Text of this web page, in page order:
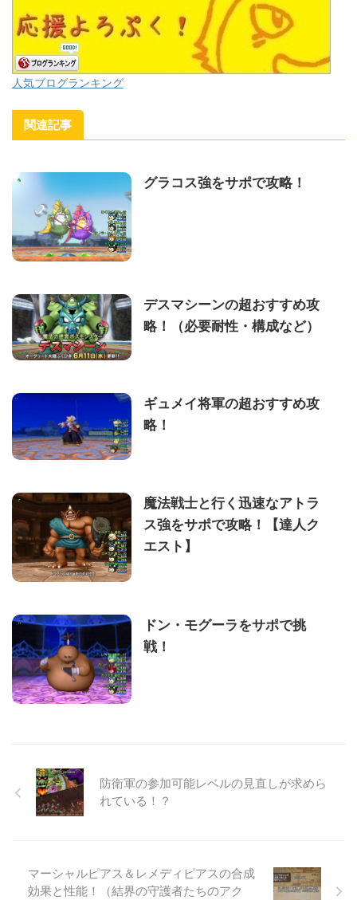
人気ブログランキング
関連記事
グラコス強をサポで攻略！
デスマシーンの超おすすめ攻
略！（必要耐性・構成など）
ギュメイ将軍の超おすすめ攻
略！
魔法戦士と行く迅速なアトラ
ス強をサポで攻略！【達人ク
エスト】
ドン・モグーラをサポで挑
戦！
防衛軍の参加可能レベルの見直しが求めら
れている！？
マーシャルピアス＆レメディピアスの合成
効果と性能！（結界の守護者たちのアク